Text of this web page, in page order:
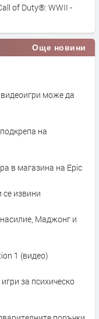
of Duty®: WWII -
Още новини
може да
на
в магазина на Epic
се извини
Маджонг и
1 (видео)
за психическо